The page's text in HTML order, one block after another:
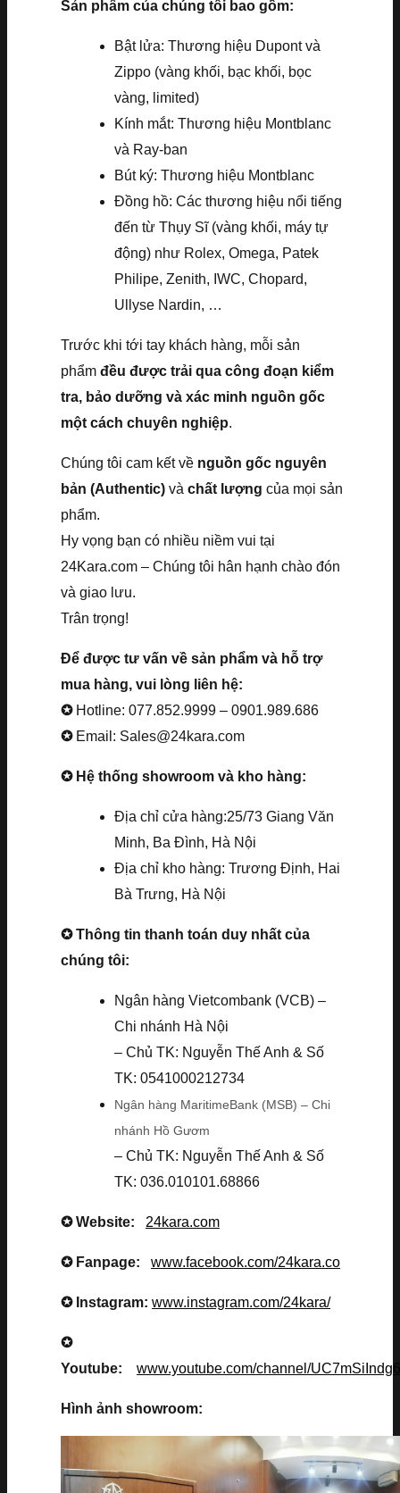
Sản phẩm của chúng tôi bao gồm:
Bật lửa: Thương hiệu Dupont và
Zippo (vàng khối, bạc khối, bọc
vàng, limited)
Kính mắt: Thương hiệu Montblanc
và Ray-ban
Bút ký: Thương hiệu Montblanc
Đồng hồ: Các thương hiệu nổi tiếng
đến từ Thụy Sĩ (vàng khối, máy tự
động) như Rolex, Omega, Patek
Philipe, Zenith, IWC, Chopard,
Ullyse Nardin, …
Trước khi tới tay khách hàng, mỗi sản
phẩm đều được trải qua công đoạn kiểm
tra, bảo dưỡng và xác minh nguồn gốc
một cách chuyên nghiệp.
Chúng tôi cam kết về nguồn gốc nguyên
bản (Authentic) và chất lượng của mọi sản
phẩm.
Hy vọng bạn có nhiều niềm vui tại
24Kara.com – Chúng tôi hân hạnh chào đón
và giao lưu.
Trân trọng!
Để được tư vấn về sản phẩm và hỗ trợ
mua hàng, vui lòng liên hệ:
✪ Hotline: 077.852.9999 – 0901.989.686
✪ Email: Sales@24kara.com
✪ Hệ thống showroom và kho hàng:
Địa chỉ cửa hàng:25/73 Giang Văn
Minh, Ba Đình, Hà Nội
Địa chỉ kho hàng: Trương Định, Hai
Bà Trưng, Hà Nội
✪ Thông tin thanh toán duy nhất của
chúng tôi:
Ngân hàng Vietcombank (VCB) –
Chi nhánh Hà Nội
– Chủ TK: Nguyễn Thế Anh & Số
TK: 0541000212734
Ngân hàng MaritimeBank (MSB) – Chi
nhánh Hồ Gươm
– Chủ TK: Nguyễn Thế Anh & Số
TK: 036.010101.68866
✪ Website: 24kara.com
✪ Fanpage: www.facebook.com/24kara.co
✪ Instagram: www.instagram.com/24kara/
✪
Youtube: www.youtube.com/channel/
Hình ảnh showroom: